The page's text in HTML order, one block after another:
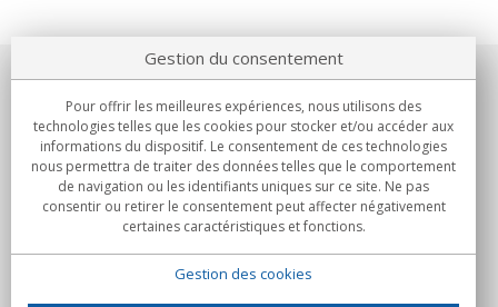
Notre société
Engagements
Achats
Gestion du consentement
Pour offrir les meilleures expériences, nous utilisons des
technologies telles que les cookies pour stocker et/ou accéder aux
informations du dispositif. Le consentement de ces technologies
nous permettra de traiter des données telles que le comportement
de navigation ou les identifiants uniques sur ce site. Ne pas
consentir ou retirer le consentement peut affecter négativement
certaines caractéristiques et fonctions.
Gestion des cookies